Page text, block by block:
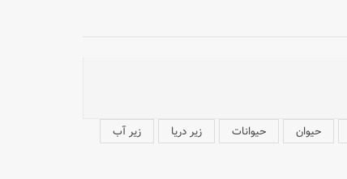
حیوان حیوانات زیر دریا
زیر آب